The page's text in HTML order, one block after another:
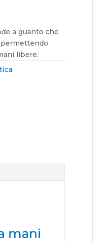
a guanto che
libere.
mani